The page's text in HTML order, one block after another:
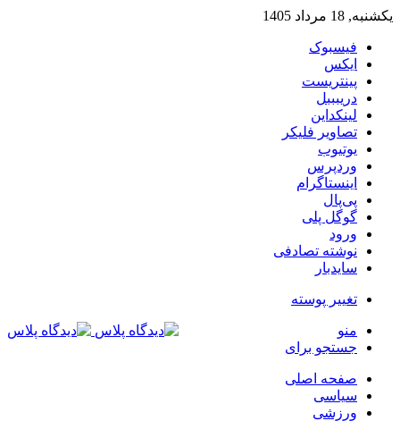
یکشنبه, 18 مرداد 1405
فیسبوک
ایکس
پینتریست
دریبببل
لینکداین
تصاویر فلیکر
یوتیوب
وردپرس
اینستاگرام
پی‌پال
گوگل پلی
ورود
نوشته تصادفی
سایدبار
تغییر پوسته
منو
جستجو برای
صفحه اصلی
سیاسی
ورزشی